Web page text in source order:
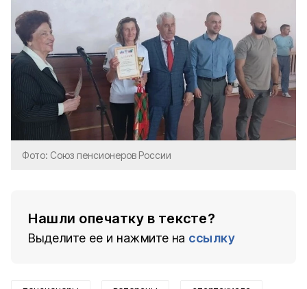
Фото: Союз пенсионеров России
Нашли опечатку в тексте?
Выделите ее и нажмите на ссылку